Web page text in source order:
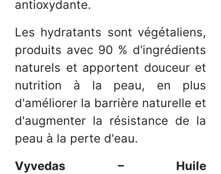
antioxydante.
Les hydratants sont végétaliens,
produits avec 90 % d'ingrédients
naturels et apportent douceur et
nutrition à la peau, en plus
d'améliorer la barrière naturelle et
d'augmenter la résistance de la
peau à la perte d'eau.
Vyvedas – Huile